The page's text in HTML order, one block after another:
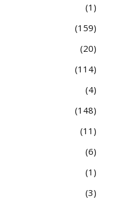
1
159
20
114
4
148
11
6
1
3